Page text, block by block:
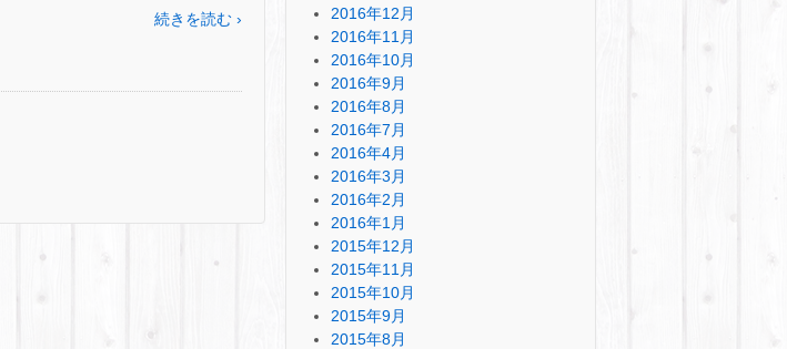
続きを読む ›
2016年12月
2016年11月
2016年10月
2016年9月
2016年8月
2016年7月
2016年4月
2016年3月
2016年2月
2016年1月
2015年12月
2015年11月
2015年10月
2015年9月
2015年8月